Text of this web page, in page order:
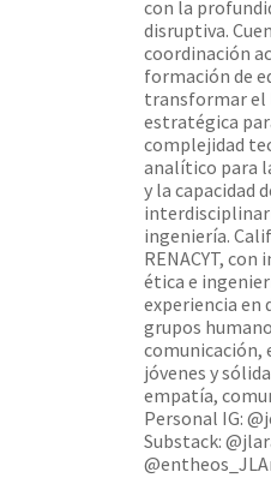
con la
disruptiva.
coordinación
formación de
transformar el
estratégica
complejidad
analítico para
y la capacidad
ingeniería.
RENACYT,
ética e
experiencia en
grupos
comunicación,
jóvenes y
empatía,
Personal IG:
Substack: